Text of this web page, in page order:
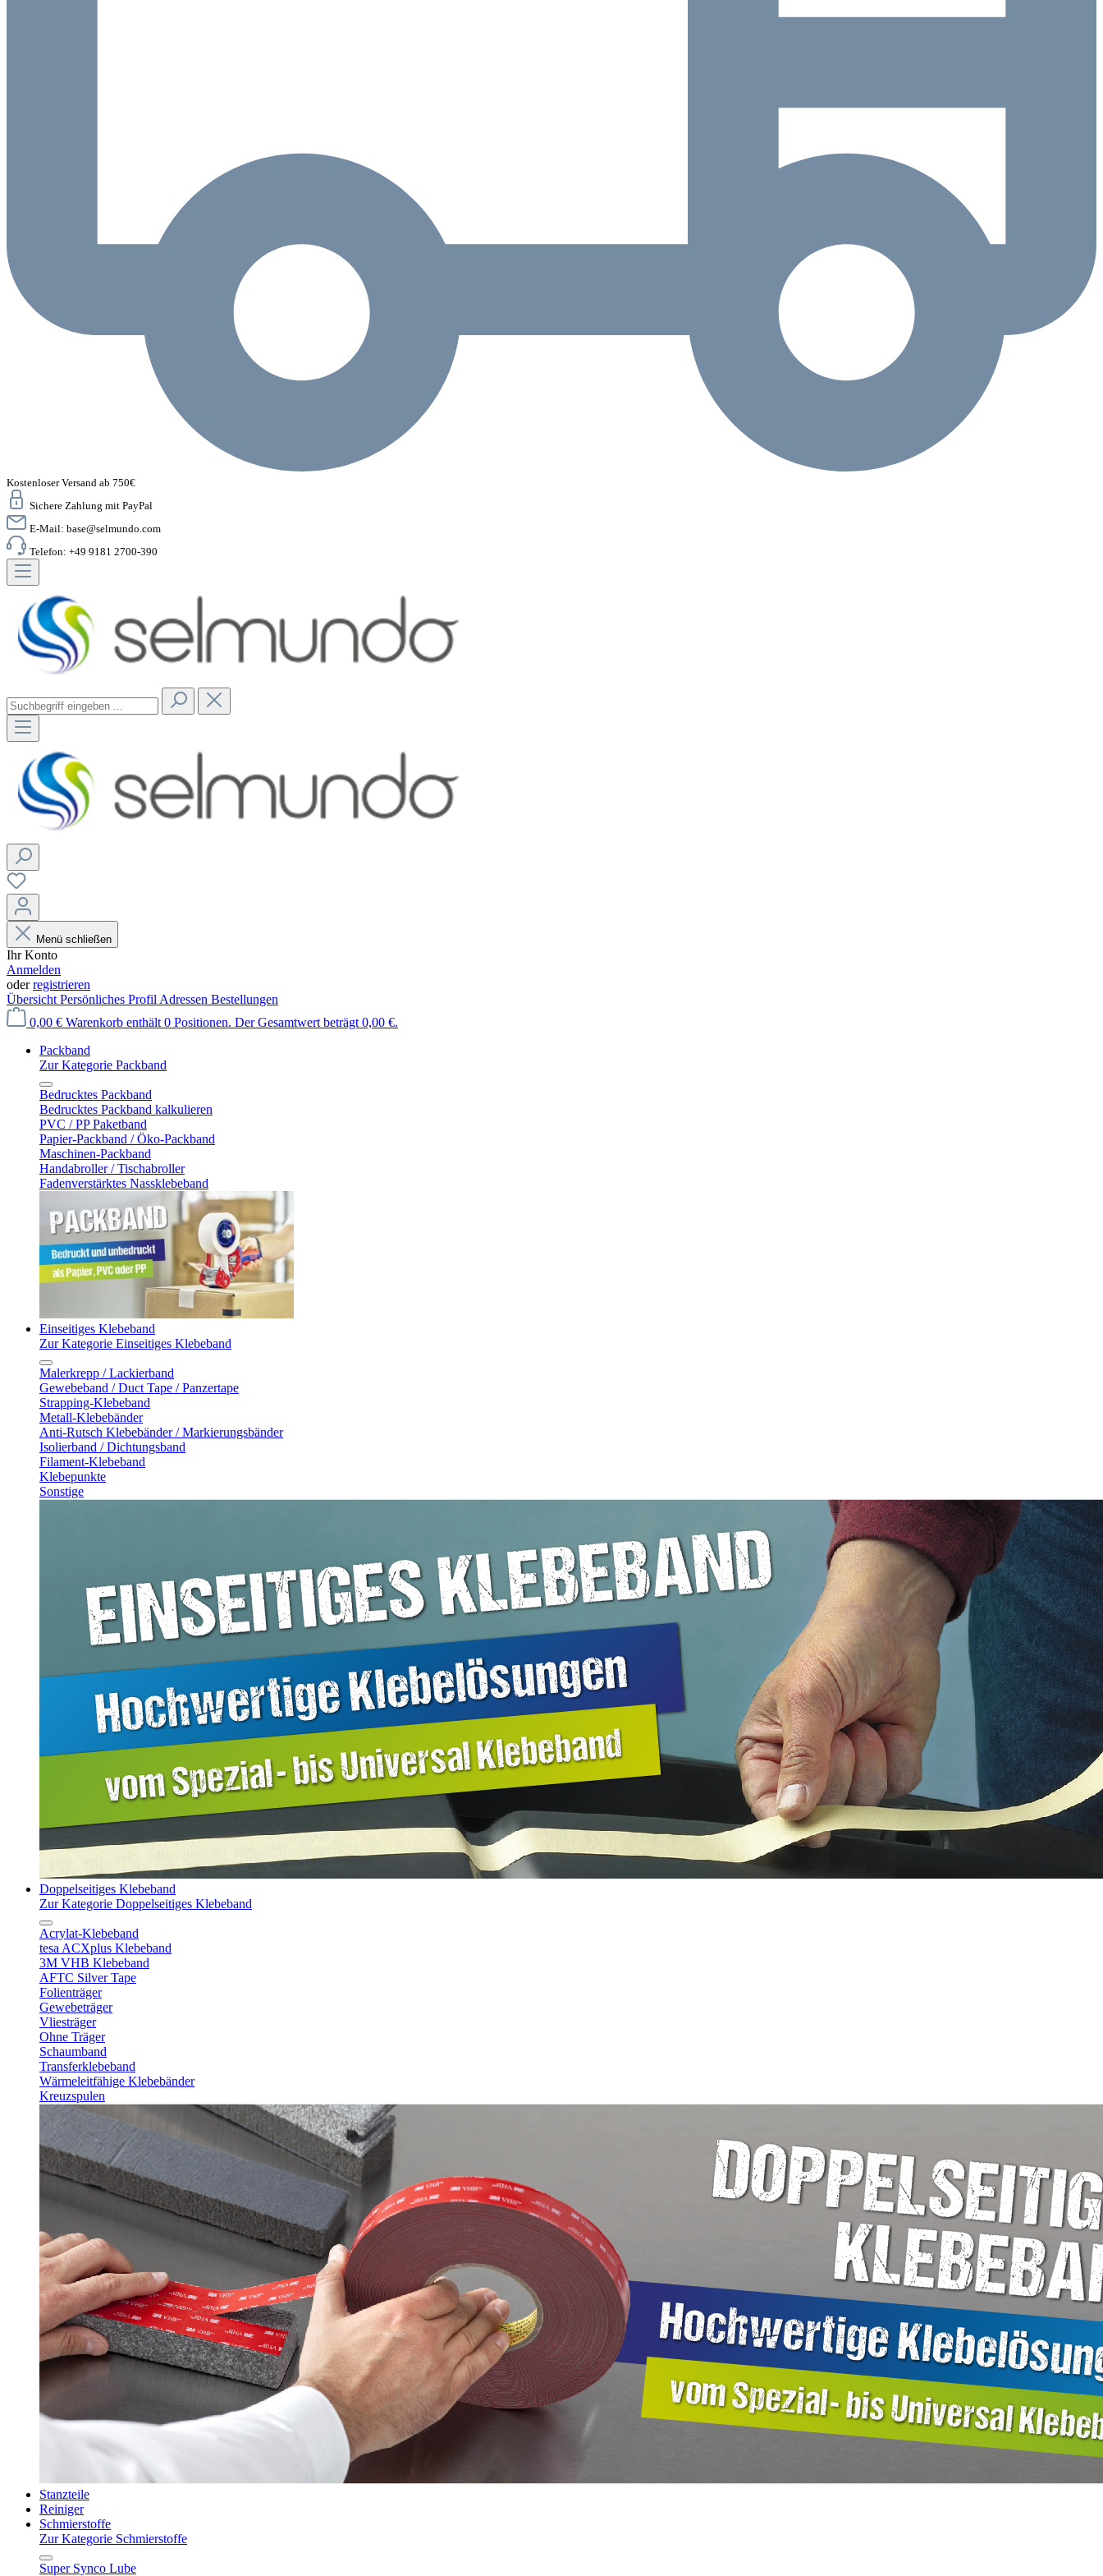
Kostenloser Versand ab 750€
Sichere Zahlung mit PayPal
E-Mail: base@selmundo.com
Telefon: +49 9181 2700-390
Menü schließen
Ihr Konto
Anmelden
oderregistrieren
Übersicht Persönliches Profil Adressen Bestellungen
0,00 € Warenkorb enthält 0 Positionen. Der Gesamtwert beträgt 0,00 €.
Packband
Zur Kategorie Packband
Bedrucktes Packband
Bedrucktes Packband kalkulieren
PVC / PP Paketband
Papier-Packband / Öko-Packband
Maschinen-Packband
Handabroller / Tischabroller
Fadenverstärktes Nassklebeband
Einseitiges Klebeband
Zur Kategorie Einseitiges Klebeband
Malerkrepp / Lackierband
Gewebeband / Duct Tape / Panzertape
Strapping-Klebeband
Metall-Klebebänder
Anti-Rutsch Klebebänder / Markierungsbänder
Isolierband / Dichtungsband
Filament-Klebeband
Klebepunkte
Sonstige
Doppelseitiges Klebeband
Zur Kategorie Doppelseitiges Klebeband
Acrylat-Klebeband
tesa ACXplus Klebeband
3M VHB Klebeband
AFTC Silver Tape
Folienträger
Gewebeträger
Vliesträger
Ohne Träger
Schaumband
Transferklebeband
Wärmeleitfähige Klebebänder
Kreuzspulen
Stanzteile
Reiniger
Schmierstoffe
Zur Kategorie Schmierstoffe
Super Synco Lube